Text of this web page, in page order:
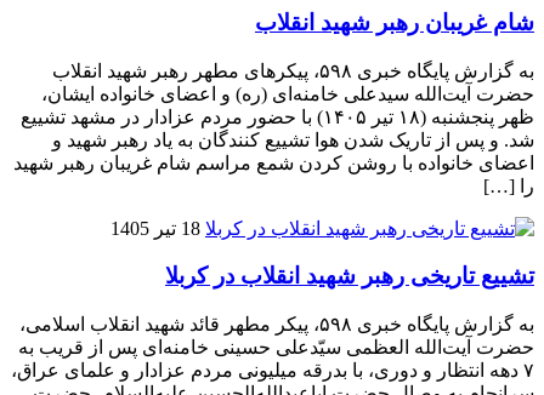
شام غریبان رهبر شهید انقلاب
به گزارش پایگاه خبری ۵۹۸، پیکرهای مطهر رهبر شهید انقلاب
حضرت آیت‌الله سیدعلی خامنه‌ای (ره) و اعضای خانواده ایشان،
ظهر پنجشنبه (۱۸ تیر ۱۴۰۵) با حضور مردم عزادار در مشهد تشییع
شد. و پس از تاریک شدن هوا تشییع کنندگان به یاد رهبر شهید و
اعضای خانواده با روشن کردن شمع مراسم شام غریبان رهبر شهید
را […]
18 تیر 1405
تشییع تاریخی رهبر شهید انقلاب در کربلا
به گزارش پایگاه خبری ۵۹۸، پیکر مطهر قائد شهید انقلاب اسلامی،
حضرت آیت‌الله العظمی سیّدعلی حسینی خامنه‌ای پس از قریب به
۷ دهه انتظار و دوری، با بدرقه میلیونی مردم عزادار و علمای عراق،